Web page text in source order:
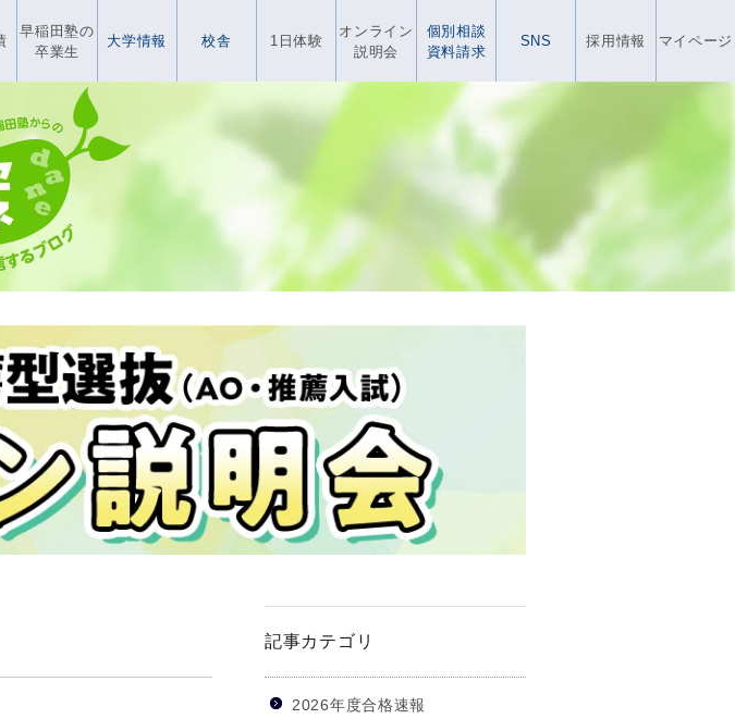
早稲田塾の
卒業生
大学情報 校舎 1日体験
オンライン
説明会
個別相談
資料請求
SNS 採用情報 マイページ
記事カテゴリ
2026年度合格速報